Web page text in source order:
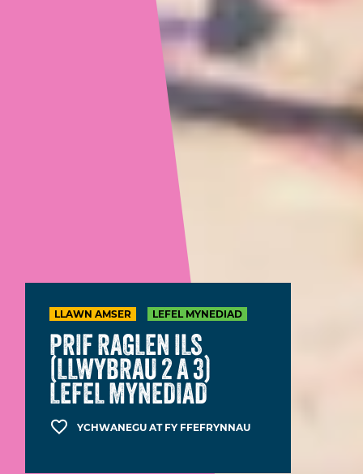
LLAWN AMSER LEFEL MYNEDIAD
PRIF RAGLEN ILS
(LLWYBRAU 2 A 3)
LEFEL MYNEDIAD
YCHWANEGU AT FY FFEFRYNNAU